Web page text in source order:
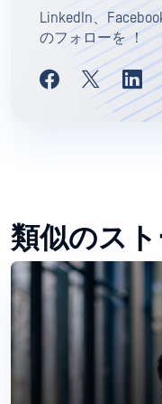
LinkedIn、
のフォローを ！
類似のス